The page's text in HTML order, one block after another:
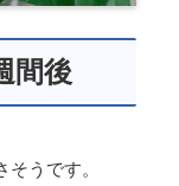
間後
うです。